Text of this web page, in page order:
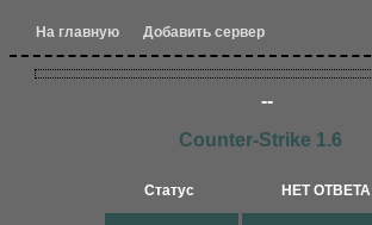
На главную Добавить сервер
--
Counter-Strike 1.6
Статус НЕТ ОТВЕТА